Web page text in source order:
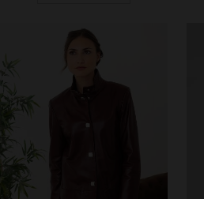
VERFÜGBARE GRÖSSEN